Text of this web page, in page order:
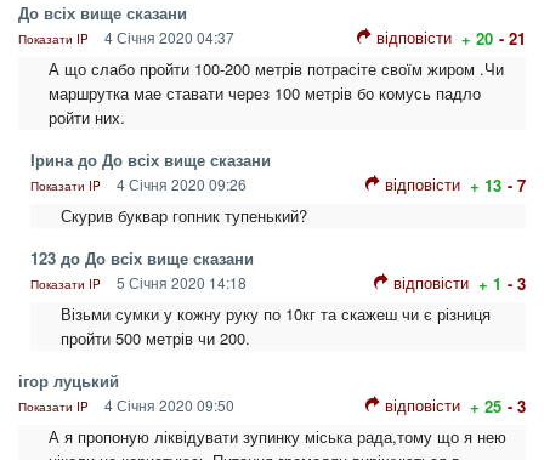
До всіх вище сказани
Показати IP 4 Січня 2020 04:37 відповісти + 20 - 21
А що слабо пройти 100-200 метрів потрасіте своїм жиром .Чи
маршрутка мае ставати через 100 метрів бо комусь падло
ройти них.
Ірина до До всіх вище сказани
Показати IP 4 Січня 2020 09:26 відповісти + 13 - 7
Скурив буквар гопник тупенький?
123 до До всіх вище сказани
Показати IP 5 Січня 2020 14:18 відповісти + 1 - 3
Візьми сумки у кожну руку по 10кг та скажеш чи є різниця
пройти 500 метрів чи 200.
ігор луцький
Показати IP 4 Січня 2020 09:50 відповісти + 25 - 3
А я пропоную ліквідувати зупинку міська рада,тому що я нею